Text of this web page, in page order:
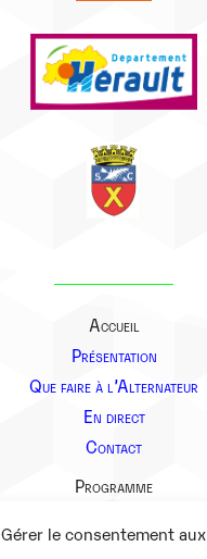
Gérer le consentement aux
Accueil
Présentation
Que faire à l’Alternateur
En direct
Contact
Programme
Présentation